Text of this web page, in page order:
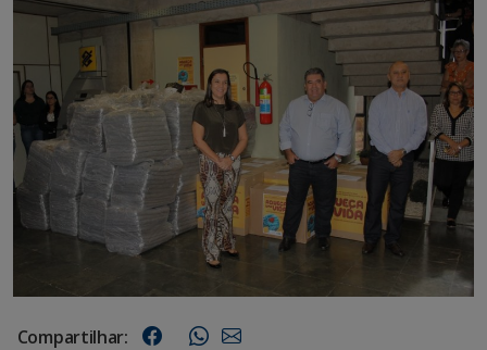
Compartilhar: